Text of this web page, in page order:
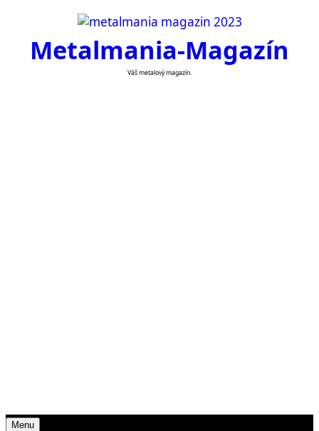
contentMetalmania-Magazín
Váš metalový magazín.
Menu